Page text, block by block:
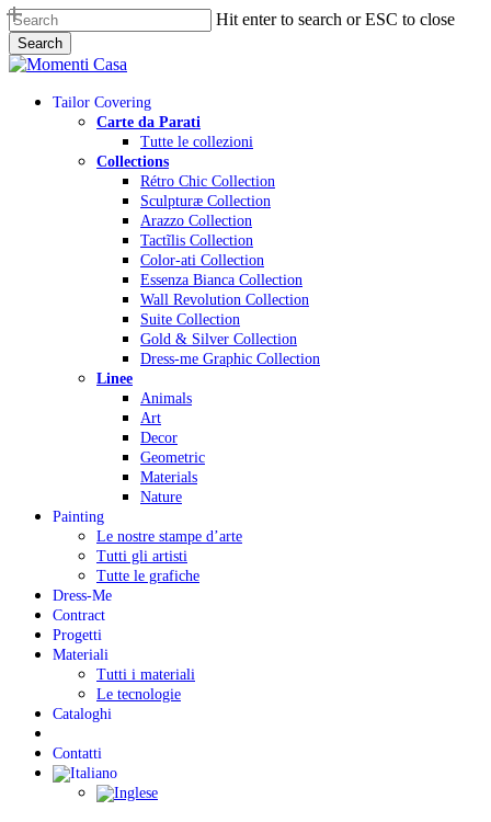
Skip
to
main
content
Hit enter to search or ESC to close
Search
Close
Menu
Tailor Covering
Carte da Parati
Tutte le collezioni
Collections
Rétro Chic Collection
Sculpturæ Collection
Arazzo Collection
Tactĩlis Collection
Color-ati Collection
Essenza Bianca Collection
Wall Revolution Collection
Suite Collection
Gold & Silver Collection
Dress-me Graphic Collection
Linee
Animals
Art
Decor
Geometric
Materials
Nature
Painting
Le nostre stampe d’arte
Tutti gli artisti
Tutte le grafiche
Dress-Me
Contract
Progetti
Materiali
Tutti i materiali
Le tecnologie
Cataloghi
Contatti